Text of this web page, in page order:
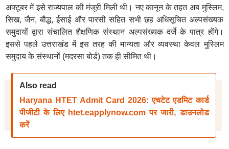
अक्टूबर में इसे राज्यपाल की मंजूरी मिली थी। नए कानून के तहत अब मुस्लिम,
सिख, जैन, बौद्ध, ईसाई और पारसी सहित सभी छह अधिसूचित अल्पसंख्यक
समुदायों द्वारा संचालित शैक्षणिक संस्थान अल्पसंख्यक दर्जे के पात्र होंगे।
इससे पहले उत्तराखंड में इस तरह की मान्यता और व्यवस्था केवल मुस्लिम
समुदाय के संस्थानों (मदरसा बोर्ड) तक ही सीमित थी।
Also read
Haryana HTET Admit Card 2026: एचटेट एडमिट कार्ड
पीजीटी के लिए htet.eapplynow.com पर जारी, डाउनलोड
करें